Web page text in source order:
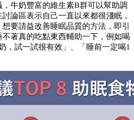
牛奶豐富的維生素B群可以幫助調
論區表示自己一直以來都很淺眠，
要請益改善睡眠品質的方法，即引
著真的吃點東西輔助一下，例如喝
，試一試很有效」、「睡前一定喝1